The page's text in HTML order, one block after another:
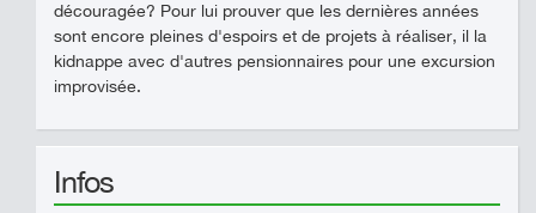
découragée? Pour lui prouver que les dernières années
sont encore pleines d'espoirs et de projets à réaliser, il la
kidnappe avec d'autres pensionnaires pour une excursion
improvisée.
Infos